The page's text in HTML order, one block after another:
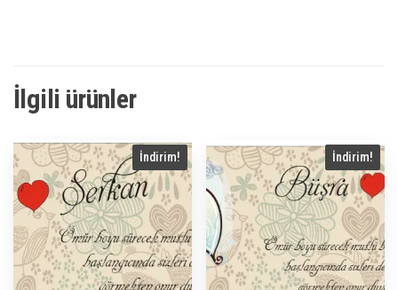
İlgili ürünler
İndirim! İndirim!